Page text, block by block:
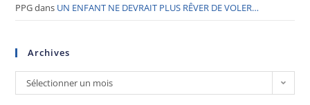
PPGdans UN ENFANT NE DEVRAIT PLUS RÊVER DE VOLER…
Archives
Sélectionner un mois